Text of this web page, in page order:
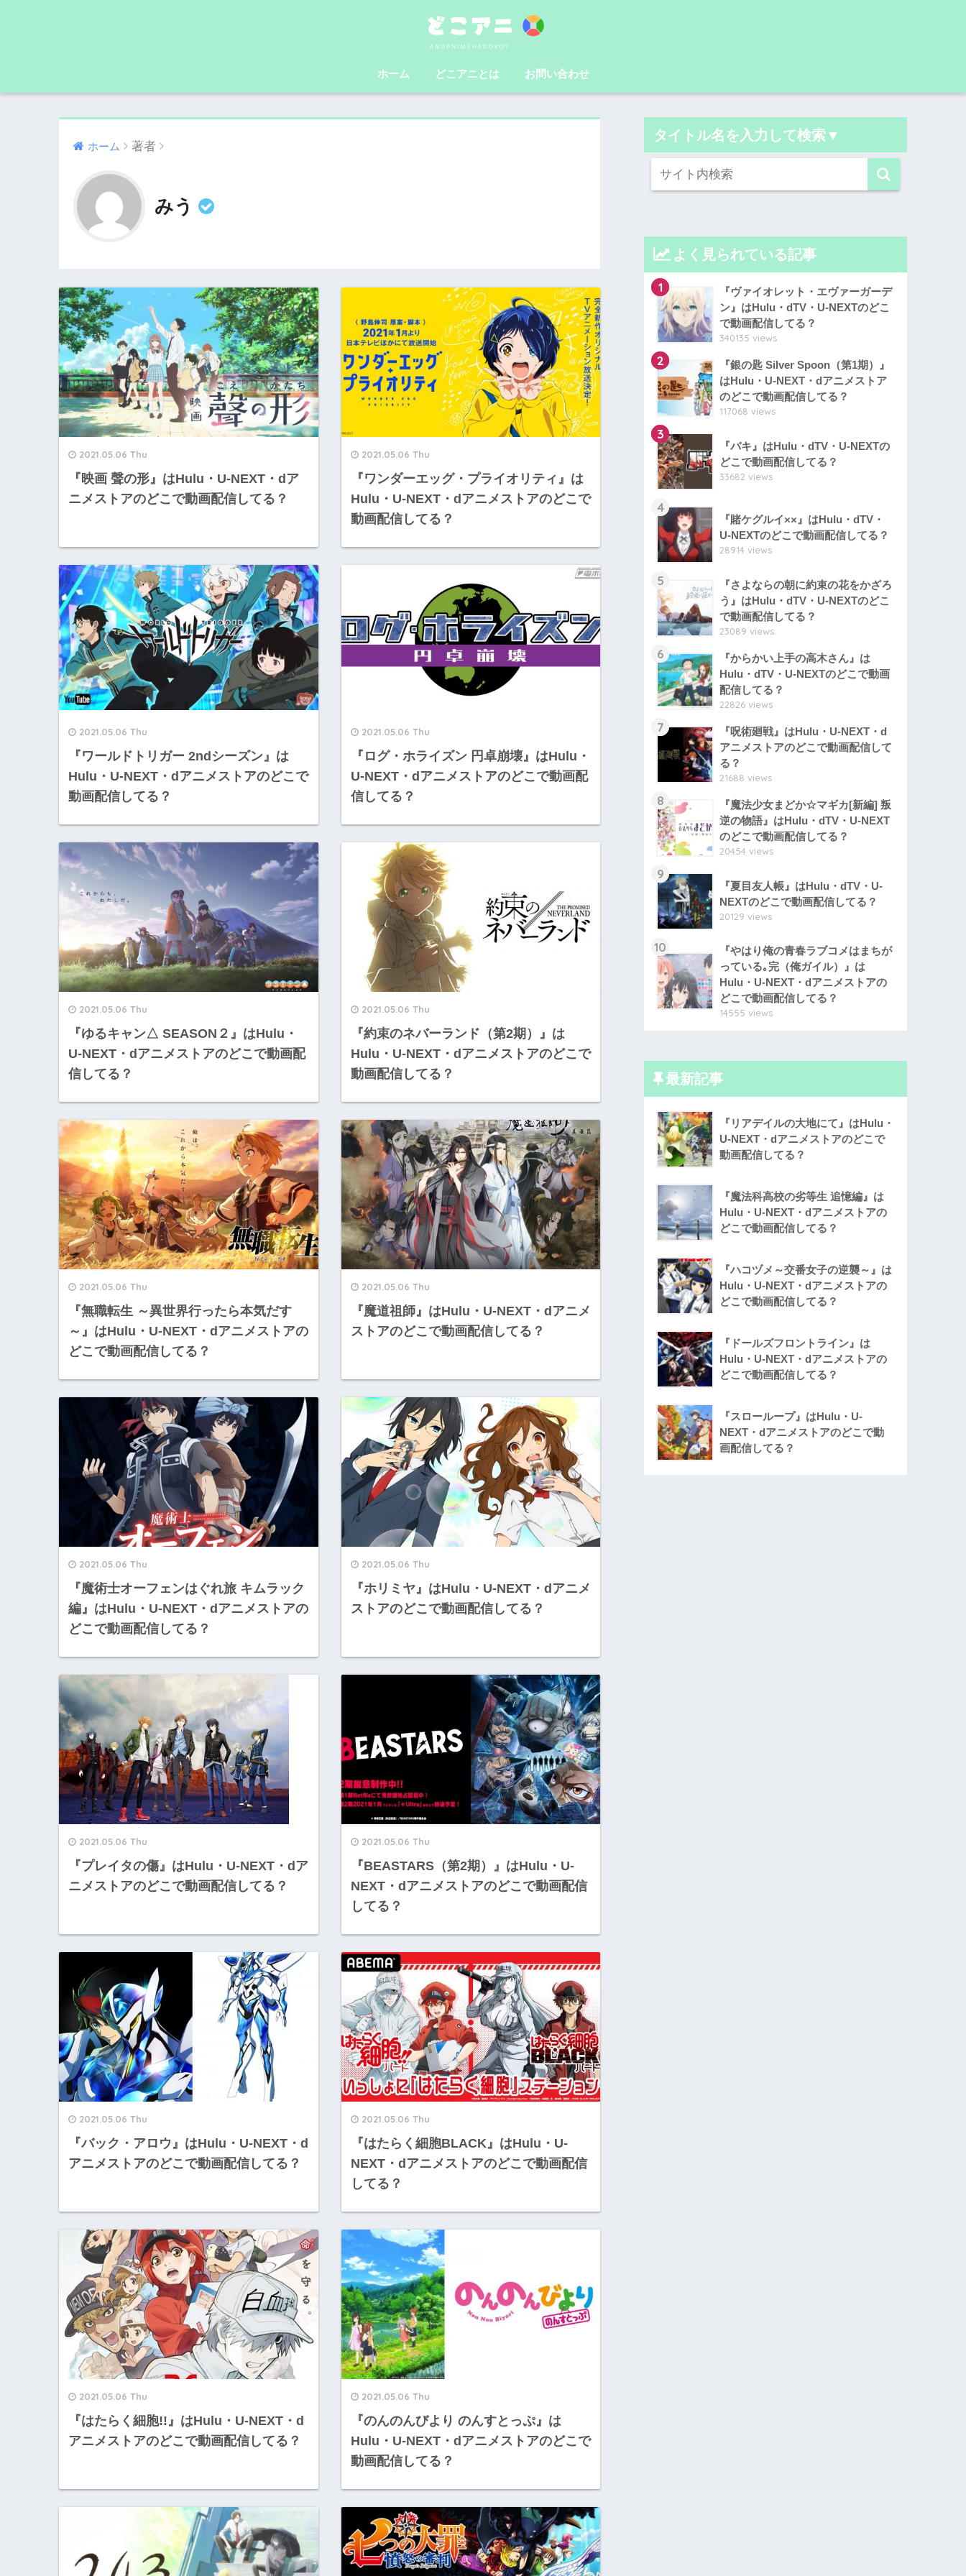
ホーム どこアニとは お問い合わせ
ホーム 著者
みう
2021.05.06 Thu
『映画 聲の形』はHulu・U-NEXT・dア
ニメストアのどこで動画配信してる？
2021.05.06 Thu
『ワンダーエッグ・プライオリティ』は
Hulu・U-NEXT・dアニメストアのどこで
動画配信してる？
2021.05.06 Thu
『ワールドトリガー 2ndシーズン』は
Hulu・U-NEXT・dアニメストアのどこで
動画配信してる？
2021.05.06 Thu
『ログ・ホライズン 円卓崩壊』はHulu・
U-NEXT・dアニメストアのどこで動画配
信してる？
2021.05.06 Thu
『ゆるキャン△ SEASON２』はHulu・
U-NEXT・dアニメストアのどこで動画配
信してる？
2021.05.06 Thu
『約束のネバーランド（第2期）』は
Hulu・U-NEXT・dアニメストアのどこで
動画配信してる？
2021.05.06 Thu
『無職転生 ～異世界行ったら本気だす
～』はHulu・U-NEXT・dアニメストアの
どこで動画配信してる？
2021.05.06 Thu
『魔道祖師』はHulu・U-NEXT・dアニメ
ストアのどこで動画配信してる？
2021.05.06 Thu
『魔術士オーフェンはぐれ旅 キムラック
編』はHulu・U-NEXT・dアニメストアの
どこで動画配信してる？
2021.05.06 Thu
『ホリミヤ』はHulu・U-NEXT・dアニメ
ストアのどこで動画配信してる？
2021.05.06 Thu
『プレイタの傷』はHulu・U-NEXT・dア
ニメストアのどこで動画配信してる？
2021.05.06 Thu
『BEASTARS（第2期）』はHulu・U-
NEXT・dアニメストアのどこで動画配信
してる？
2021.05.06 Thu
『バック・アロウ』はHulu・U-NEXT・d
アニメストアのどこで動画配信してる？
2021.05.06 Thu
『はたらく細胞BLACK』はHulu・U-
NEXT・dアニメストアのどこで動画配信
してる？
2021.05.06 Thu
『はたらく細胞!!』はHulu・U-NEXT・d
アニメストアのどこで動画配信してる？
2021.05.06 Thu
『のんのんびより のんすとっぷ』は
Hulu・U-NEXT・dアニメストアのどこで
動画配信してる？
タイトル名を入力して検索▼
よく見られている記事
1
『ヴァイオレット・エヴァーガーデ
ン』はHulu・dTV・U-NEXTのどこ
で動画配信してる？
340135 views
2
『銀の匙 Silver Spoon（第1期）』
はHulu・U-NEXT・dアニメストア
のどこで動画配信してる？
117068 views
3
『バキ』はHulu・dTV・U-NEXTの
どこで動画配信してる？
33682 views
4
『賭ケグルイ××』はHulu・dTV・
U-NEXTのどこで動画配信してる？
28914 views
5
『さよならの朝に約束の花をかざろ
う』はHulu・dTV・U-NEXTのどこ
で動画配信してる？
23089 views
6
『からかい上手の高木さん』は
Hulu・dTV・U-NEXTのどこで動画
配信してる？
22826 views
7
『呪術廻戦』はHulu・U-NEXT・d
アニメストアのどこで動画配信して
る？
21688 views
8
『魔法少女まどか☆マギカ[新編] 叛
逆の物語』はHulu・dTV・U-NEXT
のどこで動画配信してる？
20454 views
9
『夏目友人帳』はHulu・dTV・U-
NEXTのどこで動画配信してる？
20129 views
10
『やはり俺の青春ラブコメはまちが
っている｡完（俺ガイル）』は
Hulu・U-NEXT・dアニメストアの
どこで動画配信してる？
14555 views
最新記事
『リアデイルの大地にて』はHulu・
U-NEXT・dアニメストアのどこで
動画配信してる？
『魔法科高校の劣等生 追憶編』は
Hulu・U-NEXT・dアニメストアの
どこで動画配信してる？
『ハコヅメ～交番女子の逆襲～』は
Hulu・U-NEXT・dアニメストアの
どこで動画配信してる？
『ドールズフロントライン』は
Hulu・U-NEXT・dアニメストアの
どこで動画配信してる？
『スローループ』はHulu・U-
NEXT・dアニメストアのどこで動
画配信してる？